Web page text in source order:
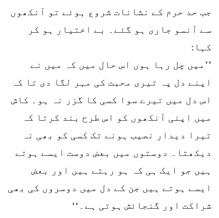
جب حد حرم کے نشانات شروع ہوئے تو آنکھوں
سے آنسو جاری ہو گئے۔ بے اختیار ہو کر
کہا:
’’میں چل رہا ہوں اس حال میں کہ میں نے
اپنے دل پہ تیری محبت کی مہر لگا دی تا کہ
اس دل میں تیرے سوا کسی کا گزر نہ ہو۔ کاش
میں اپنی آنکھوں کو اس طرح بند کرتا کہ
تیرا دیدار نصیب ہونے تک کسی کو بھی نہ
دیکھتا۔ دوستوں میں بعض دوست ایسے ہوتے
ہیں جو ایک ہی کہ ہو رہتے ہیں اور بعض
ایسے ہوتے ہیں جن کے دل میں دوسروں کی بھی
شراکت اور گنجائش ہوتی ہے۔‘‘